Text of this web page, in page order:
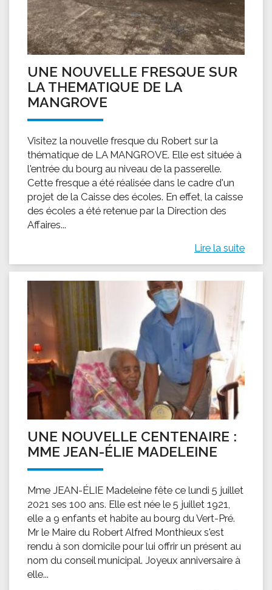
UNE NOUVELLE FRESQUE SUR
LA THEMATIQUE DE LA
MANGROVE
Visitez la nouvelle fresque du Robert sur la
thématique de LA MANGROVE. Elle est située à
l'entrée du bourg au niveau de la passerelle.
Cette fresque a été réalisée dans le cadre d'un
projet de la Caisse des écoles. En effet, la caisse
des écoles a été retenue par la Direction des
Affaires...
Lire la suite
UNE NOUVELLE CENTENAIRE :
MME JEAN-ÉLIE MADELEINE
Mme JEAN-ÉLIE Madeleine fête ce lundi 5 juillet
2021 ses 100 ans. Elle est née le 5 juillet 1921,
elle a 9 enfants et habite au bourg du Vert-Pré.
Mr le Maire du Robert Alfred Monthieux s'est
rendu à son domicile pour lui offrir un présent au
nom du conseil municipal. Joyeux anniversaire à
elle...